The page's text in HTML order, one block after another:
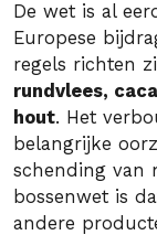
De wet is al
Europese
regels richten
rundvlees,
hout. Het
belangrijke
schending van
bossenwet is
andere